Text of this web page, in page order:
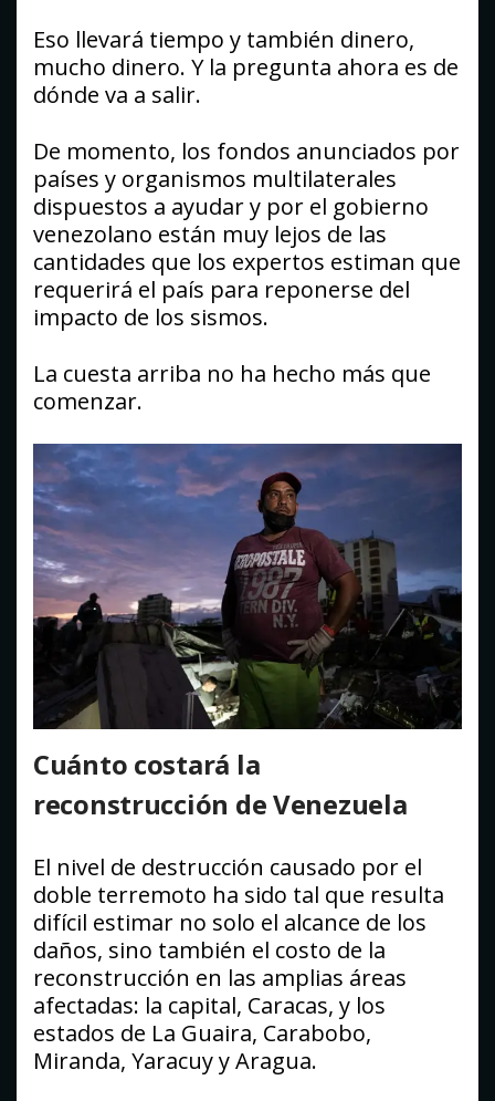
Eso llevará tiempo y también dinero,
mucho dinero. Y la pregunta ahora es de
dónde va a salir.
De momento, los fondos anunciados por
países y organismos multilaterales
dispuestos a ayudar y por el gobierno
venezolano están muy lejos de las
cantidades que los expertos estiman que
requerirá el país para reponerse del
impacto de los sismos.
La cuesta arriba no ha hecho más que
comenzar.
Cuánto costará la
reconstrucción de Venezuela
El nivel de destrucción causado por el
doble terremoto ha sido tal que resulta
difícil estimar no solo el alcance de los
daños, sino también el costo de la
reconstrucción en las amplias áreas
afectadas: la capital, Caracas, y los
estados de La Guaira, Carabobo,
Miranda, Yaracuy y Aragua.